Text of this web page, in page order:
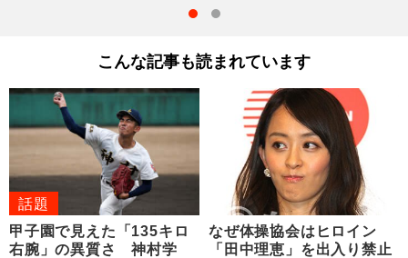
こんな記事も読まれています
話題
甲子園で見えた「135キロ
右腕」の異質さ 神村学
なぜ体操協会はヒロイン
「田中理恵」を出入り禁止